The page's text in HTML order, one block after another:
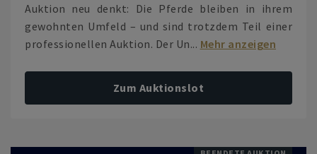
Auktion neu denkt: Die Pferde bleiben in ihrem
gewohnten Umfeld – und sind trotzdem Teil einer
professionellen Auktion. Der Un... Mehr anzeigen
Zum Auktionslot